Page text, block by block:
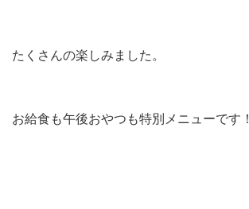
たくさんの楽しみました。
お給食も午後おやつも特別メニューです！